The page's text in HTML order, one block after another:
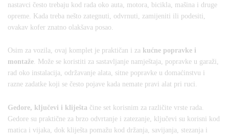
nastavci često trebaju kod rada oko auta, motora, bicikla, mašina i druge
opreme. Kada treba nešto zategnuti, odvrnuti, zamijeniti ili podesiti,
ovakav kofer znatno olakšava posao.
Osim za vozila, ovaj komplet je praktičan i za kućne popravke i
montaže. Može se koristiti za sastavljanje namještaja, popravke u garaži,
rad oko instalacija, održavanje alata, sitne popravke u domaćinstvu i
razne zadatke koji se često pojave kada nemate pravi alat pri ruci.
Gedore, ključevi i kliješta čine set korisnim za različite vrste rada.
Gedore su praktične za brzo odvrtanje i zatezanje, ključevi su korisni kod
matica i vijaka, dok kliješta pomažu kod držanja, savijanja, stezanja i